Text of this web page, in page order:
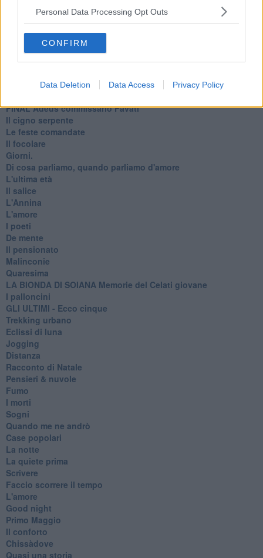
Personal Data Processing Opt Outs
CONFIRM
Data Deletion Data Access Privacy Policy
Mono logo
Settembre
Fabrizia
​Scilla & Cariddi, un sogno di mezza estate
Anna
Strada facendo
FINAL Adeus commissario Favati
Il cigno serpente
Le feste comandate
Il focolare
Giorni.
Di cosa parliamo, quando parliamo d'amore
L'ultima età
Il salice
L'Annina
L'amore
I poeti
De mente
Il pensionato
Malinconie
Quaresima
LA BIONDA DI SOIANA Memorie del Celati giovane
I palloncini
GLI ULTIMI - Ecco cinque
Trekking urbano
Eclissi di luna
Jogging
Distanza
Racconto di Natale
Pensieri & nuvole
Fumo
I morti
Sogni
Quando me ne andrò
Case popolari
La notte
La quiete prima
Scrivere
Faccio scorrere il tempo
L'amore
Good night
Primo Maggio
Il conforto
Chissàdove
Quasi una storia